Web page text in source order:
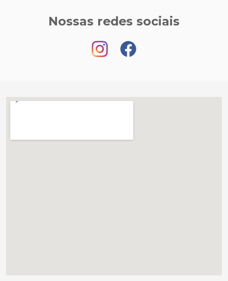
Nossas redes sociais